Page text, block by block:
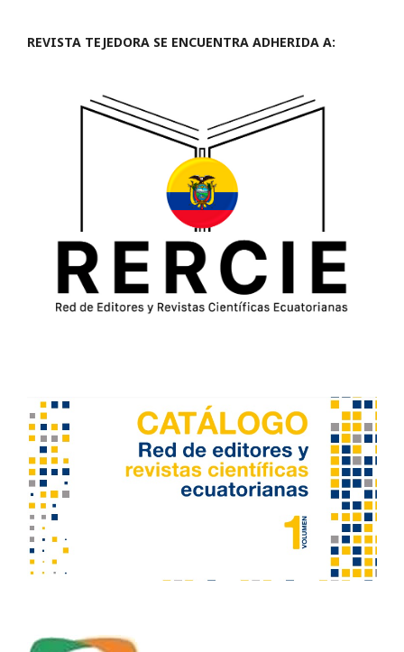
REVISTA TEJEDORA SE ENCUENTRA ADHERIDA A: